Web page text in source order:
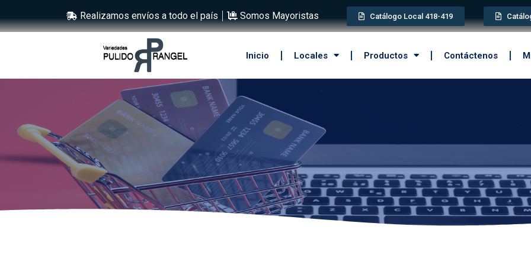
Realizamos envíos a todo el país Somos Mayoristas Catálogo Local 418-419
Inicio Locales Productos Contáctenos